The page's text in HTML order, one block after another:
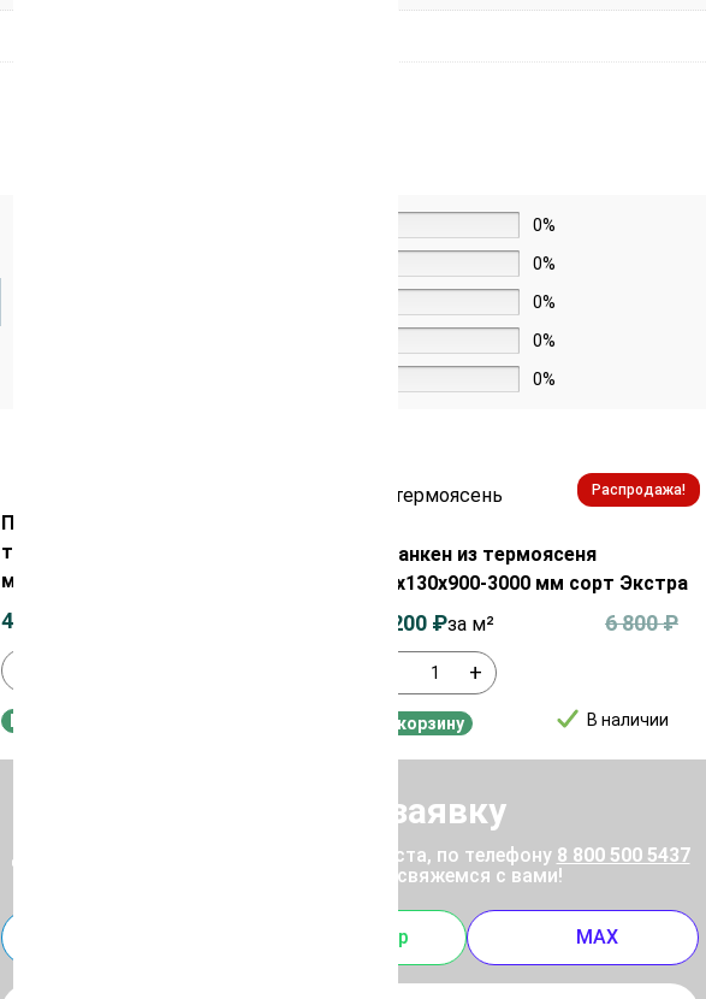
0%
0%
0%
0%
0%
Планкен прямой из
термолиственницы 20х90х2500
мм сорт А
4 200
Распродажа!
Планкен из термоясеня
20х130х900-3000 мм сорт Экстра
+
В наличии
6 800₽
6 200 ₽за м²
В корзину
Отправить заявку
Для уточнения цены позвоните, пожалуйста, по телефону 8 800 500 5437
или отправьте заявку, и мы свяжемся с вами!
Whatsapp MAX